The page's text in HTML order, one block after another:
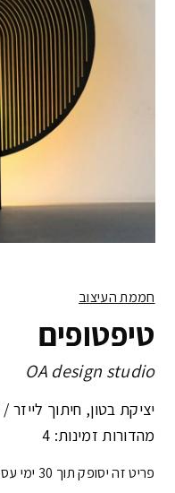
חממת העיצוב
טיפטופים
OA design studio
יציקת בטון, חיתוך לייזר /
מהדורות זמינות: 4
פריט זה יסופק תוך 30 ימי עסקים